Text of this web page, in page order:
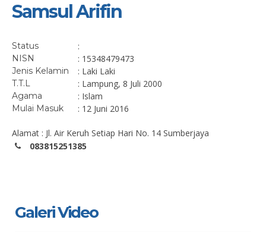
Samsul Arifin
Status :
NISN : 15348479473
Jenis Kelamin : Laki Laki
T.T.L : Lampung, 8 Juli 2000
Agama : Islam
Mulai Masuk : 12 Juni 2016
Alamat : Jl. Air Keruh Setiap Hari No. 14 Sumberjaya
083815251385
Galeri Video